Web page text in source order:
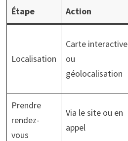
Étape Action
Localisation
Carte interactive
ou
géolocalisation
Prendre
rendez-
vous
Via le site ou en
appel